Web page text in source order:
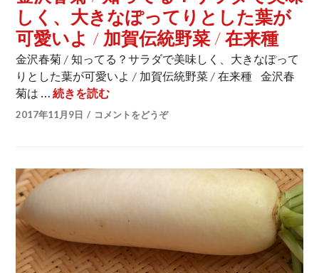
しく、大きなぽってりとした葉が
可愛いよ / 加賀伝統野菜 / 在来種
金沢春菊 / 知ってる？サラダで美味しく、大きなぽって
りとした葉が可愛いよ / 加賀伝統野菜 / 在来種 金沢春
菊は …続きを読む
2017年11月9日 コメントをどうぞ